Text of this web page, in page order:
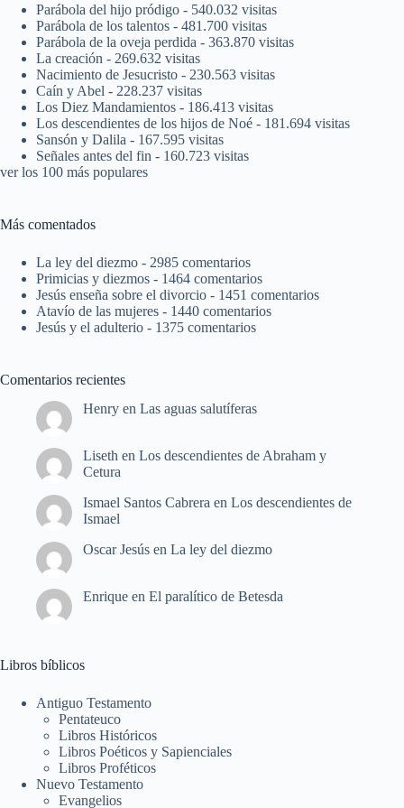
Parábola del hijo pródigo - 540.032 visitas
Parábola de los talentos - 481.700 visitas
Parábola de la oveja perdida - 363.870 visitas
La creación - 269.632 visitas
Nacimiento de Jesucristo - 230.563 visitas
Caín y Abel - 228.237 visitas
Los Diez Mandamientos - 186.413 visitas
Los descendientes de los hijos de Noé - 181.694 visitas
Sansón y Dalila - 167.595 visitas
Señales antes del fin - 160.723 visitas
ver los 100 más populares
Más comentados
La ley del diezmo - 2985 comentarios
Primicias y diezmos - 1464 comentarios
Jesús enseña sobre el divorcio - 1451 comentarios
Atavío de las mujeres - 1440 comentarios
Jesús y el adulterio - 1375 comentarios
Comentarios recientes
Henry en Las aguas salutíferas
Liseth en Los descendientes de Abraham y
Cetura
Ismael Santos Cabrera en Los descendientes de
Ismael
Oscar Jesús en La ley del diezmo
Enrique en El paralítico de Betesda
Libros bíblicos
Antiguo Testamento
Pentateuco
Libros Históricos
Libros Poéticos y Sapienciales
Libros Proféticos
Nuevo Testamento
Evangelios